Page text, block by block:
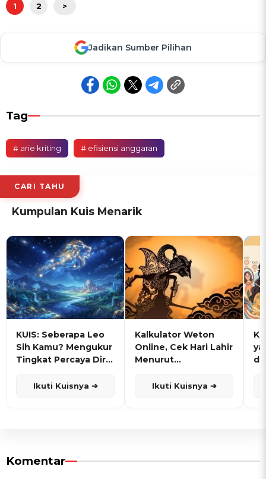
1 2 >
Jadikan Sumber Pilihan
Tag
# arie kriting # efisiensi anggaran
CARI TAHU
Kumpulan Kuis Menarik
KUIS: Seberapa Leo
Sih Kamu? Mengukur
Tingkat Percaya Diri
Ikuti Kuisnya ➔
Kalkulator Weton
Online, Cek Hari Lahir
Menurut
Ikuti Kuisnya ➔
Komentar